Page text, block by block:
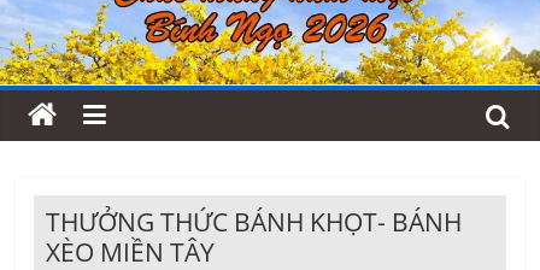
THƯỞNG THỨC BÁNH KHỌT- BÁNH
XÈO MIỀN TÂY